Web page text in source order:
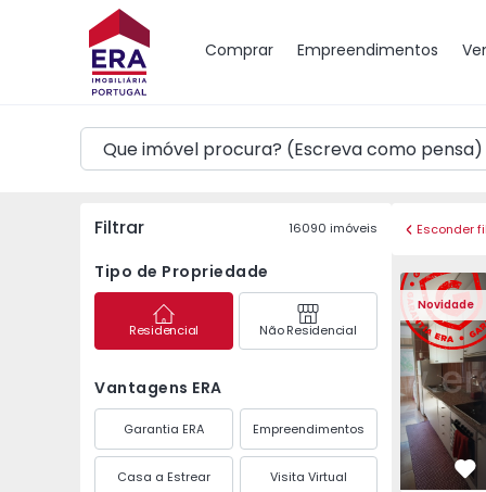
Comprar Empreendimentos
Mapa
Filtrar 16090 imóveis
Tipo de Propriedade
Residencial Não Residencial
Vantagens ERA
Garantia ERA Empreendimentos
Casa a Estrear Visita Virtual
Esconder
Novidade
Apartamento T3